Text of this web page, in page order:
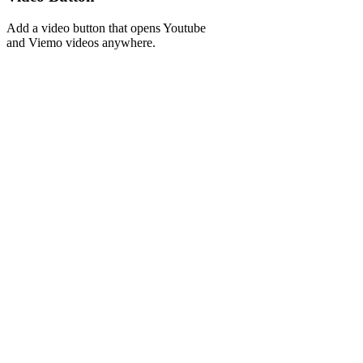
Add a video button that opens Youtube
and Viemo videos anywhere.